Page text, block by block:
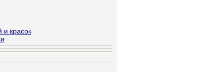
и красок